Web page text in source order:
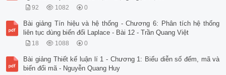
92 1082 0
Bài giảng Tín hiệu và hệ thống - Chương 6: Phân tích hệ thống
liên tục dùng biến đổi Laplace - Bài 12 - Trần Quang Việt
18 1088 0
Bài giảng Thiết kế luận lí 1 - Chương 1: Biểu diễn số đếm, mã và
biến đổi mã - Nguyễn Quang Huy